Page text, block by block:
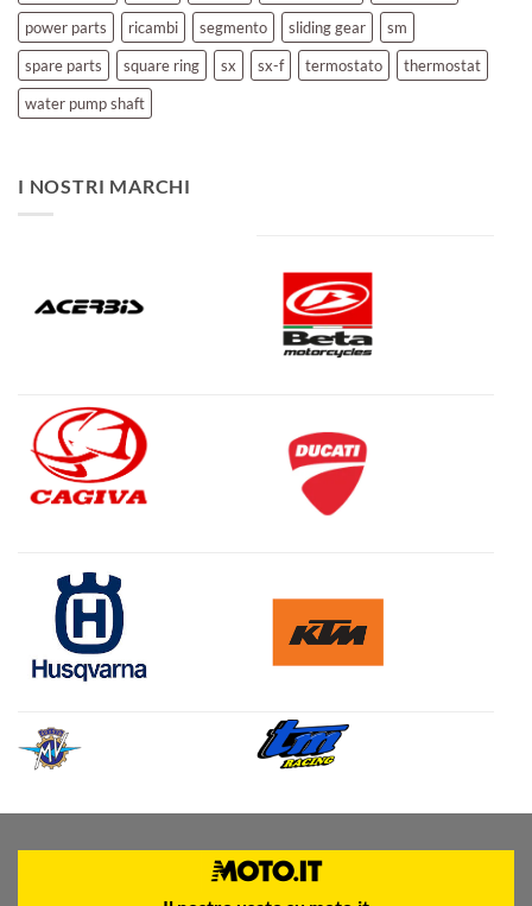
power parts
ricambi segmento sliding gear
sm
spare parts
square ring sx sx-f termostato
thermostat
water pump shaft
I NOSTRI MARCHI